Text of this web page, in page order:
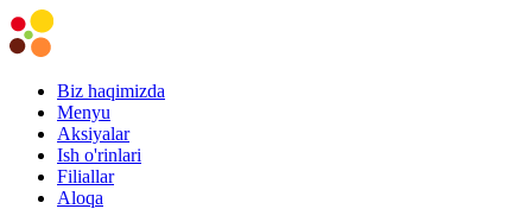
Biz haqimizda
Menyu
Aksiyalar
Ish o'rinlari
Filiallar
Aloqa